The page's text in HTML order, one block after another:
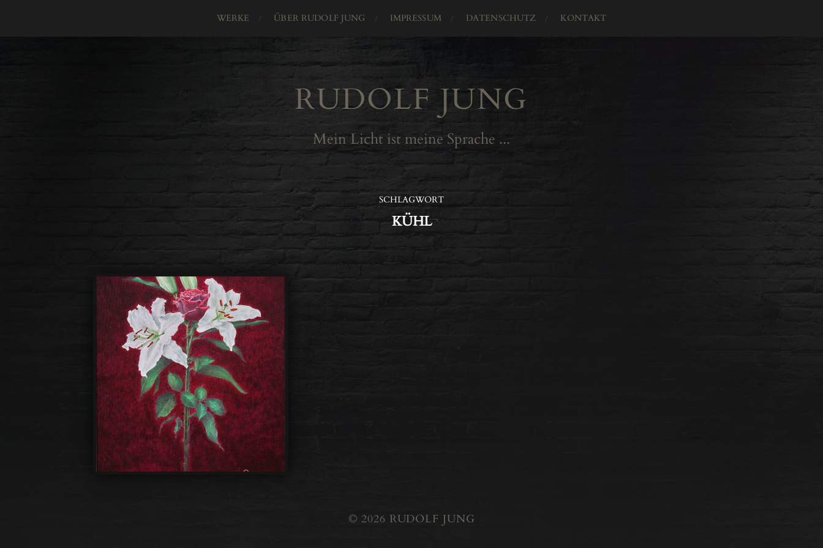
WERKE ÜBER RUDOLF JUNG IMPRESSUM DATENSCHUTZ KONTAKT
RUDOLF JUNG
Mein Licht ist meine Sprache ...
SCHLAGWORT
KÜHL
© 2026 RUDOLF JUNG